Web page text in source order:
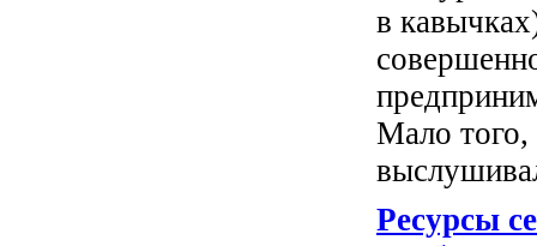
в
Мало того,
Ресурсы